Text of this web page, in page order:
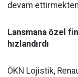
devam
Lansmana özel
hızlandırdı
ÖKN Lojistik,